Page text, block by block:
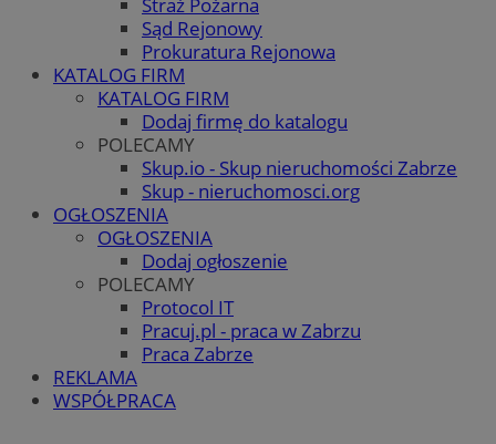
Sąd Rejonowy
Prokuratura Rejonowa
KATALOG FIRM
KATALOG FIRM
Dodaj firmę do katalogu
POLECAMY
Skup.io - Skup nieruchomości Zabrze
Skup - nieruchomosci.org
OGŁOSZENIA
OGŁOSZENIA
Dodaj ogłoszenie
POLECAMY
Protocol IT
Pracuj.pl - praca w Zabrzu
Praca Zabrze
REKLAMA
WSPÓŁPRACA